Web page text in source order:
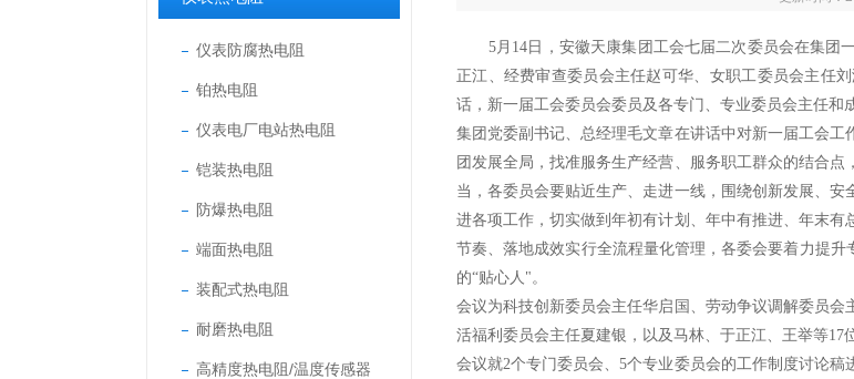
仪表防腐热电阻
铂热电阻
仪表电厂电站热电阻
铠装热电阻
防爆热电阻
端面热电阻
装配式热电阻
耐磨热电阻
高精度热电阻/温度传感器
5月14日，安徽天康集团工会七届二次委员会在集团
正江、经费审查委员会主任赵可华、女职工委员会主任
话，新一届工会委员会委员及各专门、专业委员会主任和
集团党委副书记、总经理毛文章在讲话中对新一届工会
团发展全局，找准服务生产经营、服务职工群众的结合
当，各委员会要贴近生产、走进一线，围绕创新发展、
进各项工作，切实做到年初有计划、年中有推进、年末
节奏、落地成效实行全流程量化管理，各委会要着力提
的“贴心人"。
会议为科技创新委员会主任华启国、劳动争议调解委员
活福利委员会主任夏建银，以及马林、于正江、王举等17
会议就2个专门委员会、5个专业委员会的工作制度讨论